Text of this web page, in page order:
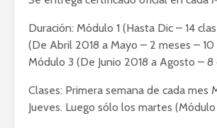
Duración: Módulo 1 (Hasta Dic – 14
(De Abril 2018 a Mayo – 2 meses – 10
Módulo 3 (De Junio 2018 a Agosto – 8
Clases: Primera semana de cada mes
Jueves. Luego sólo los martes (Módulo